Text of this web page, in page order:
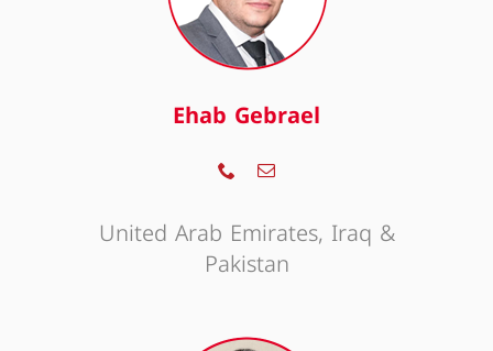
Ehab Gebrael
United Arab Emirates, Iraq &
Pakistan